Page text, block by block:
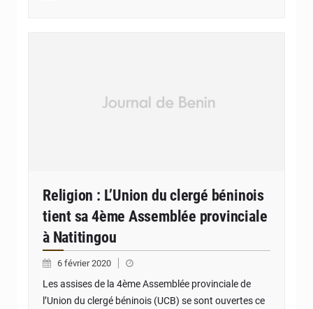
Religion : L’Union du clergé béninois
tient sa 4ème Assemblée provinciale
à Natitingou
6 février 2020
Les assises de la 4ème Assemblée provinciale de
l’Union du clergé béninois (UCB) se sont ouvertes ce